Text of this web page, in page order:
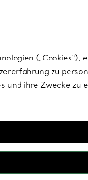
zu
und ihre Zwecke